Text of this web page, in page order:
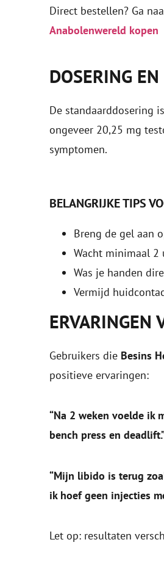
Direct bestellen? Ga
Anabolenwereld kopen
DOSERING
De standaarddosering
ongeveer 20,25 mg
symptomen.
BELANGRIJKE TIPS
Breng de gel aan
Wacht minimaal 2
Was je handen
Vermijd
ERVARINGEN
Gebruikers die Besins
positieve ervaringen:
“Na 2 weken voelde ik
bench press en
“Mijn libido is terug
ik hoef geen injecties
Let op: resultaten